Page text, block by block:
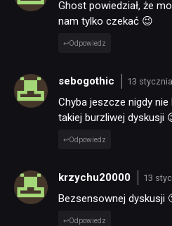
Ghost powiedział, że
nam tylko czekać 😉
Odpowiedz
sebogothic 13
Chyba jeszcze nigdy
takiej burzliwej dyskusji
Odpowiedz
krzychu20000 13
Bezsensownej dyskusji
Odpowiedz